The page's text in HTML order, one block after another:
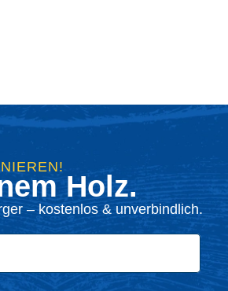
Holz.
– kostenlos & unverbindlich.